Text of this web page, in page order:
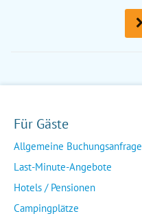
Für Gäste
Allgemeine Buchungsanfrage
Last-Minute-Angebote
Hotels / Pensionen
Campingplätze